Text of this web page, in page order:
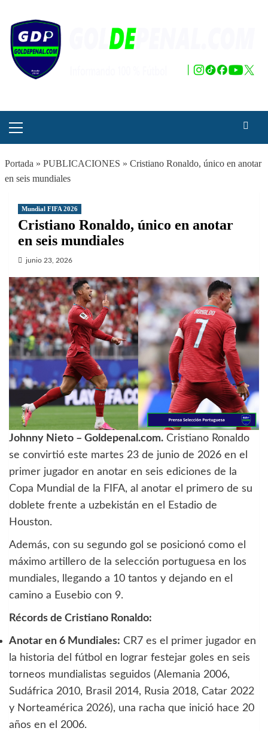
contenido
principal
Portada » PUBLICACIONES » Cristiano Ronaldo, único en anotar
en seis mundiales
Mundial FIFA 2026
Cristiano Ronaldo, único en anotar
en seis mundiales
junio 23, 2026
Johnny Nieto – Goldepenal.com. Cristiano Ronaldo
se convirtió este martes 23 de junio de 2026 en el
primer jugador en anotar en seis ediciones de la
Copa Mundial de la FIFA, al anotar el primero de su
doblete frente a uzbekistán en el Estadio de
Houston.
Además, con su segundo gol se posicionó como el
máximo artillero de la selección portuguesa en los
mundiales, llegando a 10 tantos y dejando en el
camino a Eusebio con 9.
Récords de Cristiano Ronaldo:
Anotar en 6 Mundiales: CR7 es el primer jugador en
la historia del fútbol en lograr festejar goles en seis
torneos mundialistas seguidos (Alemania 2006,
Sudáfrica 2010, Brasil 2014, Rusia 2018, Catar 2022
y Norteamérica 2026), una racha que inició hace 20
años en el 2006.